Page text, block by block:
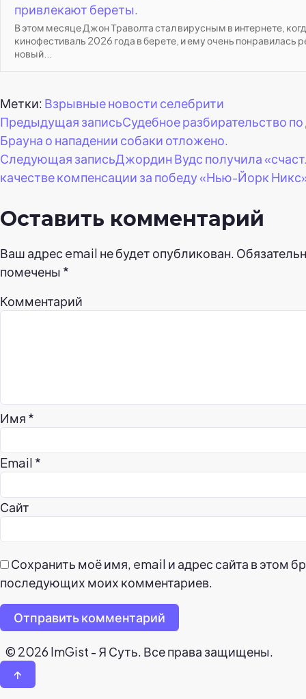
привлекают береты.
В этом месяце Джон Траволта стал вирусным в интернете,
кинофестиваль 2026 года в берете, и ему очень понравилась
новый...
Метки: Взрывные новости селебрити
Навигация
по
записям
Предыдущая записьСудебное разбирательство
Брауна о нападении собаки отложено.
Следующая записьДжордин Вудс получила
качестве компенсации за победу «Нью-Йорк
Оставить комментарий
Ваш адрес email не будет опубликован.
помечены *
Комментарий
Имя *
Email *
Сайт
Сохранить моё имя, email и адрес сайта в этом
последующих моих комментариев.
Отправить комментарий
© 2026 ImGist - Я Суть. Все права защищены.
↑